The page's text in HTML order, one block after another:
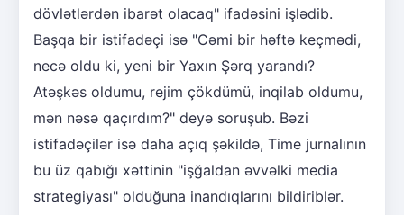
dövlətlərdən ibarət olacaq" ifadəsini işlədib.
Başqa bir istifadəçi isə "Cəmi bir həftə keçmədi,
necə oldu ki, yeni bir Yaxın Şərq yarandı?
Atəşkəs oldumu, rejim çökdümü, inqilab oldumu,
mən nəsə qaçırdım?" deyə soruşub. Bəzi
istifadəçilər isə daha açıq şəkildə, Time jurnalının
bu üz qabığı xəttinin "işğaldan əvvəlki media
strategiyası" olduğuna inandıqlarını bildiriblər.